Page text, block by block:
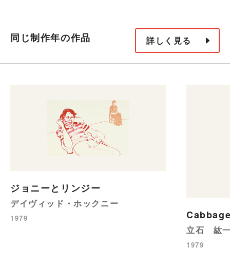
同じ制作年の作品 詳しく見る
ジョニーとリンジー
デイヴィッド・ホックニー
1979
立石 紘
1979